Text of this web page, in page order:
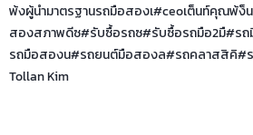
พ้งผู้นํามาตรฐานรถมือสองเ#ceoเต็นท์คุณพ้ง็น
สองสภาพดีซ#รับซื้อรถซ#รับซื้อรถมือ2มื#รถ
รถมือสองน#รถยนต์มือสองล#รถคลาสสิค#
Tollan Kim